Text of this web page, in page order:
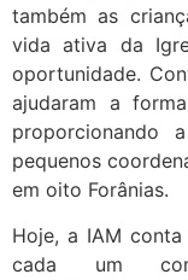
também as
vida ativa da
oportunidade.
ajudaram a
proporcionando
pequenos
em oito Forânias.
Hoje, a IAM
cada um